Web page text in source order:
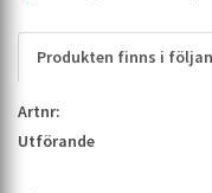
Produkten finns i